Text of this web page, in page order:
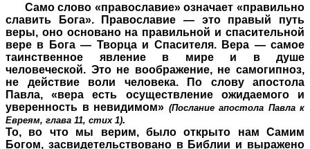
Само слово «православие» означает «правильно
славить Бога». Православие — это правый путь
веры, оно основано на правильной и спасительной
вере в Бога — Творца и Спасителя. Вера — самое
таинственное явление в мире и в душе
человеческой. Это не воображение, не самогипноз,
не действие воли человека. По слову апостола
Павла, «вера есть осуществление ожидаемого и
уверенность в невидимом» (Послание апостола Павла к
Евреям, глава 11, стих 1).
То, во что мы верим, было открыто нам Самим
Богом, засвидетельствовано в Библии и выражено